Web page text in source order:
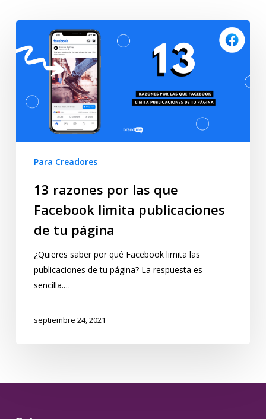
Para Creadores
13 razones por las que
Facebook limita publicaciones
de tu página
¿Quieres saber por qué Facebook limita las
publicaciones de tu página? La respuesta es
sencilla.…
septiembre 24, 2021